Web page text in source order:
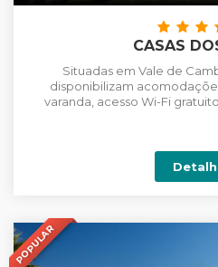
CASAS
Situadas em Vale de
disponibilizam
varanda, acesso Wi-Fi
POPULAR